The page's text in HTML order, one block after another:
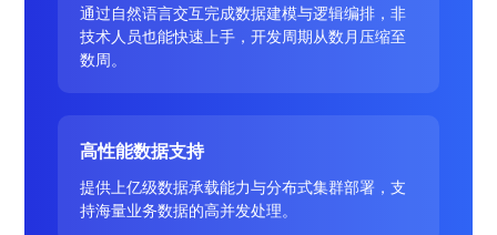
通过自然语言交互完成数据建模与逻辑编排，非
技术人员也能快速上手，开发周期从数月压缩至
数周。
高性能数据支持
提供上亿级数据承载能力与分布式集群部署，支
持海量业务数据的高并发处理。